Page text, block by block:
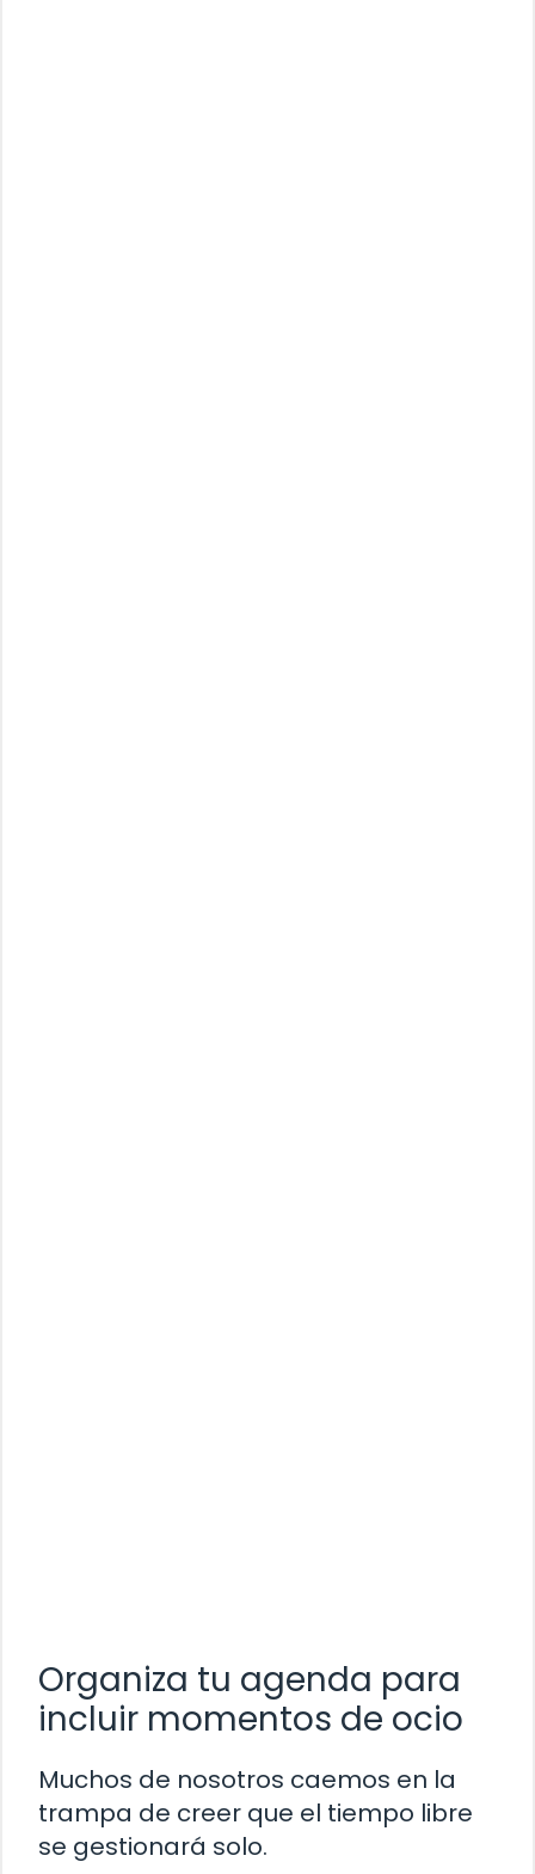
Organiza tu agenda para
incluir momentos de ocio
Muchos de nosotros caemos en la
trampa de creer que el tiempo libre
se gestionará solo.